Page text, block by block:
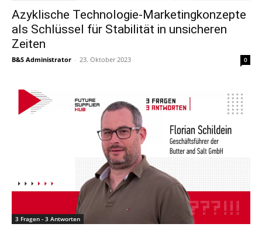
Azyklische Technologie-Marketingkonzepte
als Schlüssel für Stabilität in unsicheren
Zeiten
B&S Administrator - 23. Oktober 2023 0
3 Fragen - 3 Antworten